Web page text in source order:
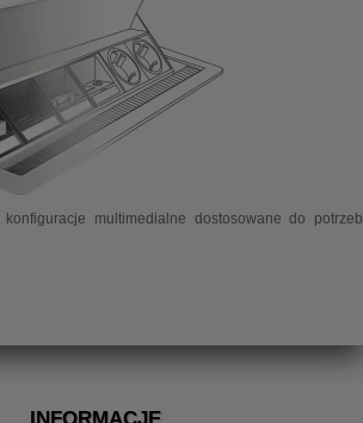
multimedialne dostosowane do potrzeb